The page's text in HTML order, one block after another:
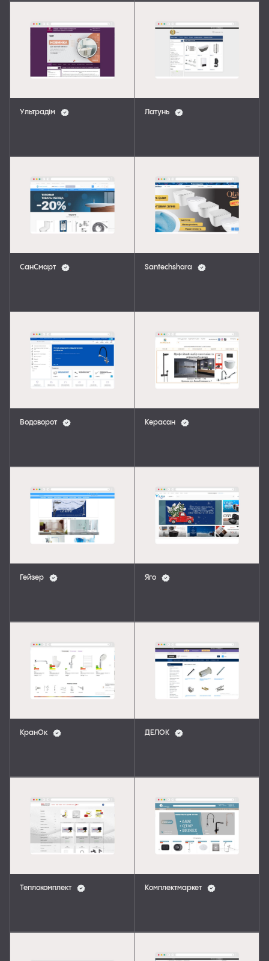
Ультрадім Латунь
СанСмарт Santechshara
Водоворот Керасан
Гейзер Яго
КранОк ДЕЛОК
Теплокомплект Комплектмаркет